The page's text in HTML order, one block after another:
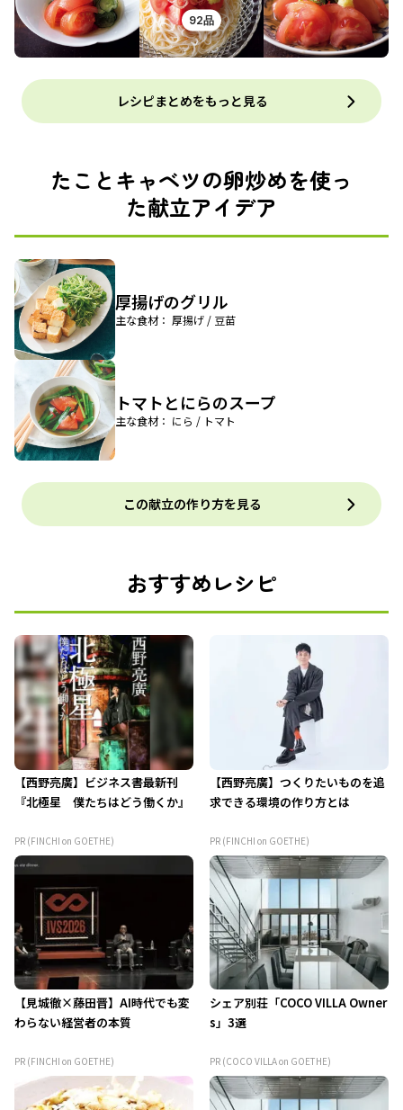
92品
レシピまとめをもっと見る
たことキャベツの卵炒めを使っ
た献立アイデア
厚揚げのグリル
主な食材： 厚揚げ / 豆苗
トマトとにらのスープ
主な食材： にら / トマト
この献立の作り方を見る
おすすめレシピ
【西野亮廣】ビジネス書最新刊
『北極星 僕たちはどう働くか』
PR (FINCHI on GOETHE)
【西野亮廣】つくりたいものを追
求できる環境の作り方とは
PR (FINCHI on GOETHE)
【見城徹×藤田晋】AI時代でも変
わらない経営者の本質
PR (FINCHI on GOETHE)
シェア別荘「COCO VILLA Owner
s」3選
PR (COCO VILLA on GOETHE)